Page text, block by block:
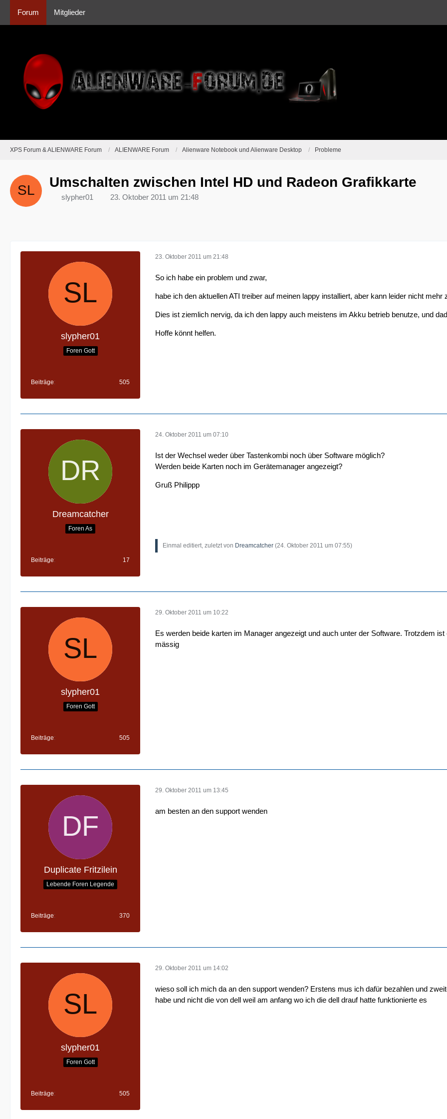
Forum Mitglieder
XPS Forum & ALIENWARE Forum ALIENWARE Forum Alienware Notebook und Alienware Desktop Probleme
Umschalten zwischen Intel HD und Radeon Grafikkarte
slypher01 23. Oktober 2011 um 21:48
slypher01
Foren Gott
Beiträge 505
23. Oktober 2011 um 21:48
So ich habe ein problem und zwar,
habe ich den aktuellen ATI treiber auf meinen lappy installiert, aber kann leider nicht
Dies ist ziemlich nervig, da ich den lappy auch meistens im Akku betrieb benutze, und
Hoffe könnt helfen.
Dreamcatcher
Foren As
Beiträge 17
24. Oktober 2011 um 07:10
Ist der Wechsel weder über Tastenkombi noch über Software möglich?
Werden beide Karten noch im Gerätemanager angezeigt?
Gruß Philippp
Einmal editiert, zuletzt von Dreamcatcher (24. Oktober 2011 um 07:55)
slypher01
Foren Gott
Beiträge 505
29. Oktober 2011 um 10:22
Es werden beide karten im Manager angezeigt und auch unter der Software. Trotzdem
mässig
Duplicate Fritzilein
Lebende Foren Legende
Beiträge 370
29. Oktober 2011 um 13:45
am besten an den support wenden
slypher01
Foren Gott
Beiträge 505
29. Oktober 2011 um 14:02
wieso soll ich mich da an den support wenden? Erstens mus ich dafür bezahlen und
habe und nicht die von dell weil am anfang wo ich die dell drauf hatte funktionierte es